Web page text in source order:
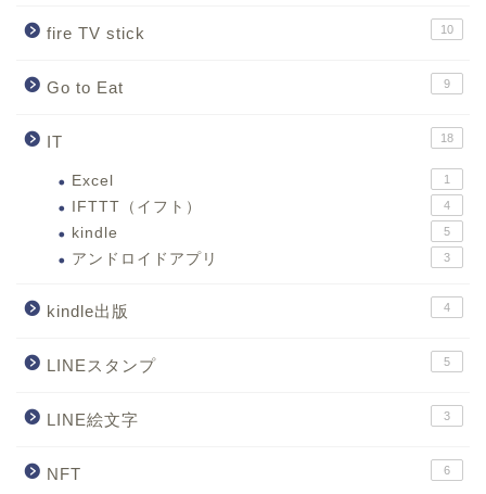
fire TV stick 10
Go to Eat 9
IT 18
Excel 1
IFTTT（イフト） 4
kindle 5
アンドロイドアプリ 3
kindle出版 4
LINEスタンプ 5
LINE絵文字 3
NFT 6